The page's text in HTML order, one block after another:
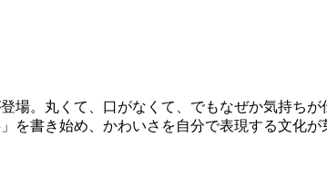
場。丸くて、口がなくて、でもなぜか気持ち
を書き始め、かわいさを自分で表現する文化が